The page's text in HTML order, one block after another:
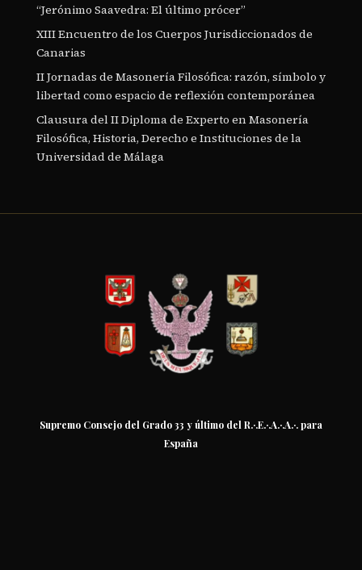
“Jerónimo Saavedra: El último prócer”
XIII Encuentro de los Cuerpos Jurisdiccionados de
Canarias
II Jornadas de Masonería Filosófica: razón, símbolo y
libertad como espacio de reflexión contemporánea
Clausura del II Diploma de Experto en Masonería
Filosófica, Historia, Derecho e Instituciones de la
Universidad de Málaga
Supremo Consejo del Grado 33 y último del R.·.E.·.A.·.A.·. para
España